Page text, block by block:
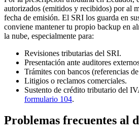
autorizados (emitidos y recibidos) por al
fecha de emisión. El SRI los guarda en
conviene mantener tu propio backup en
la nube, especialmente para:
Revisiones tributarias del SRI.
Presentación ante auditores
Trámites con bancos (referencias
Litigios o reclamos comerciales.
Sustento de crédito tributario del
formulario 104.
Problemas frecuentes al